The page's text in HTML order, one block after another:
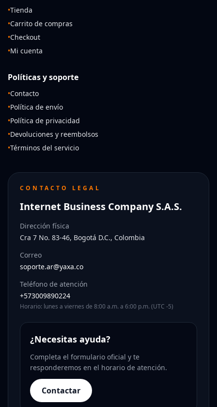
•Tienda
•Carrito de compras
•Checkout
•Mi cuenta
Políticas y soporte
•Contacto
•Política de envío
•Política de privacidad
•Devoluciones y reembolsos
•Términos del servicio
CONTACTO LEGAL
Internet Business Company S.A.S.
Dirección física
Cra 7 No. 83-46, Bogotá D.C., Colombia
Correo
soporte.ar@yaxa.co
Teléfono de atención
+573009890224
Horario: lunes a viernes de 8:00 a.m. a 6:00 p.m. (UTC -5)
¿Necesitas ayuda?
Completa el formulario oficial y te
responderemos en el horario de atención.
Contactar